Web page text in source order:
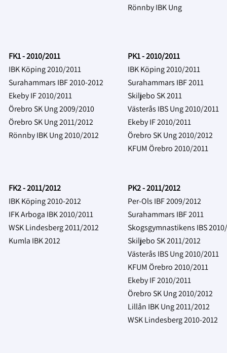
Rönnby IBK Ung
FK1 - 2010/2011
PK1 - 2010/2011
IBK Köping 2010/2011
IBK Köping 2010/2011
Surahammars IBF 2010-2012
Surahammars IBF 2011
Ekeby IF 2010/2011
Skiljebo SK 2011
Örebro SK Ung 2009/2010
Västerås IBS Ung 2010/2011
Örebro SK Ung 2011/2012
Ekeby IF 2010/2011
Rönnby IBK Ung 2010/2012
Örebro SK Ung 2010/2012
KFUM Örebro 2010/2011
FK2 - 2011/2012
PK2 - 2011/2012
IBK Köping 2010-2012
Per-Ols IBF 2009/2012
IFK Arboga IBK 2010/2011
Surahammars IBF 2011
WSK Lindesberg 2011/2012
Skogsgymnastikens IBS
Kumla IBK 2012
Skiljebo SK 2011/2012
Västerås IBS Ung 2010/2011
KFUM Örebro 2010/2011
Ekeby IF 2010/2011
Örebro SK Ung 2010/2012
Lillån IBK Ung 2011/2012
WSK Lindesberg 2010-2012